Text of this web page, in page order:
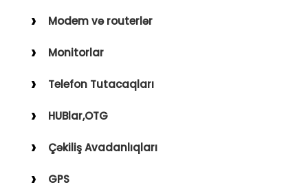
Modem və routerlər
Monitorlar
Telefon Tutacaqları
HUBlar,OTG
Çəkiliş Avadanlıqları
GPS